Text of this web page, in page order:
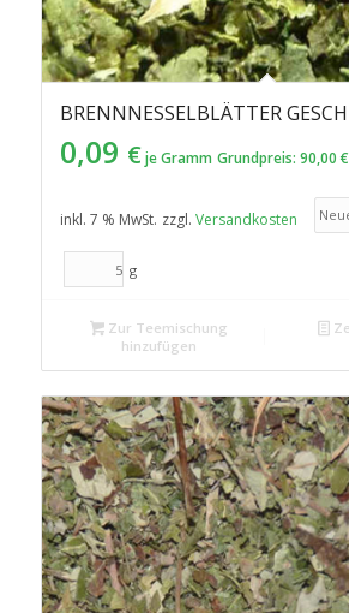
BRENNNESSELBLÄTTER
0,09 € je Gramm Grundpreis: 90,00 €
inkl. 7 % MwSt. zzgl. Versandkosten
g
Zur Teemischung
hinzufügen